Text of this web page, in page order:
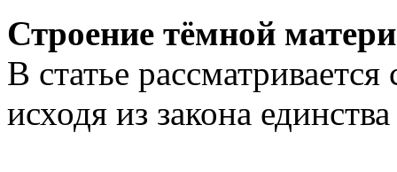
Строение тёмной
В статье
исходя из закона